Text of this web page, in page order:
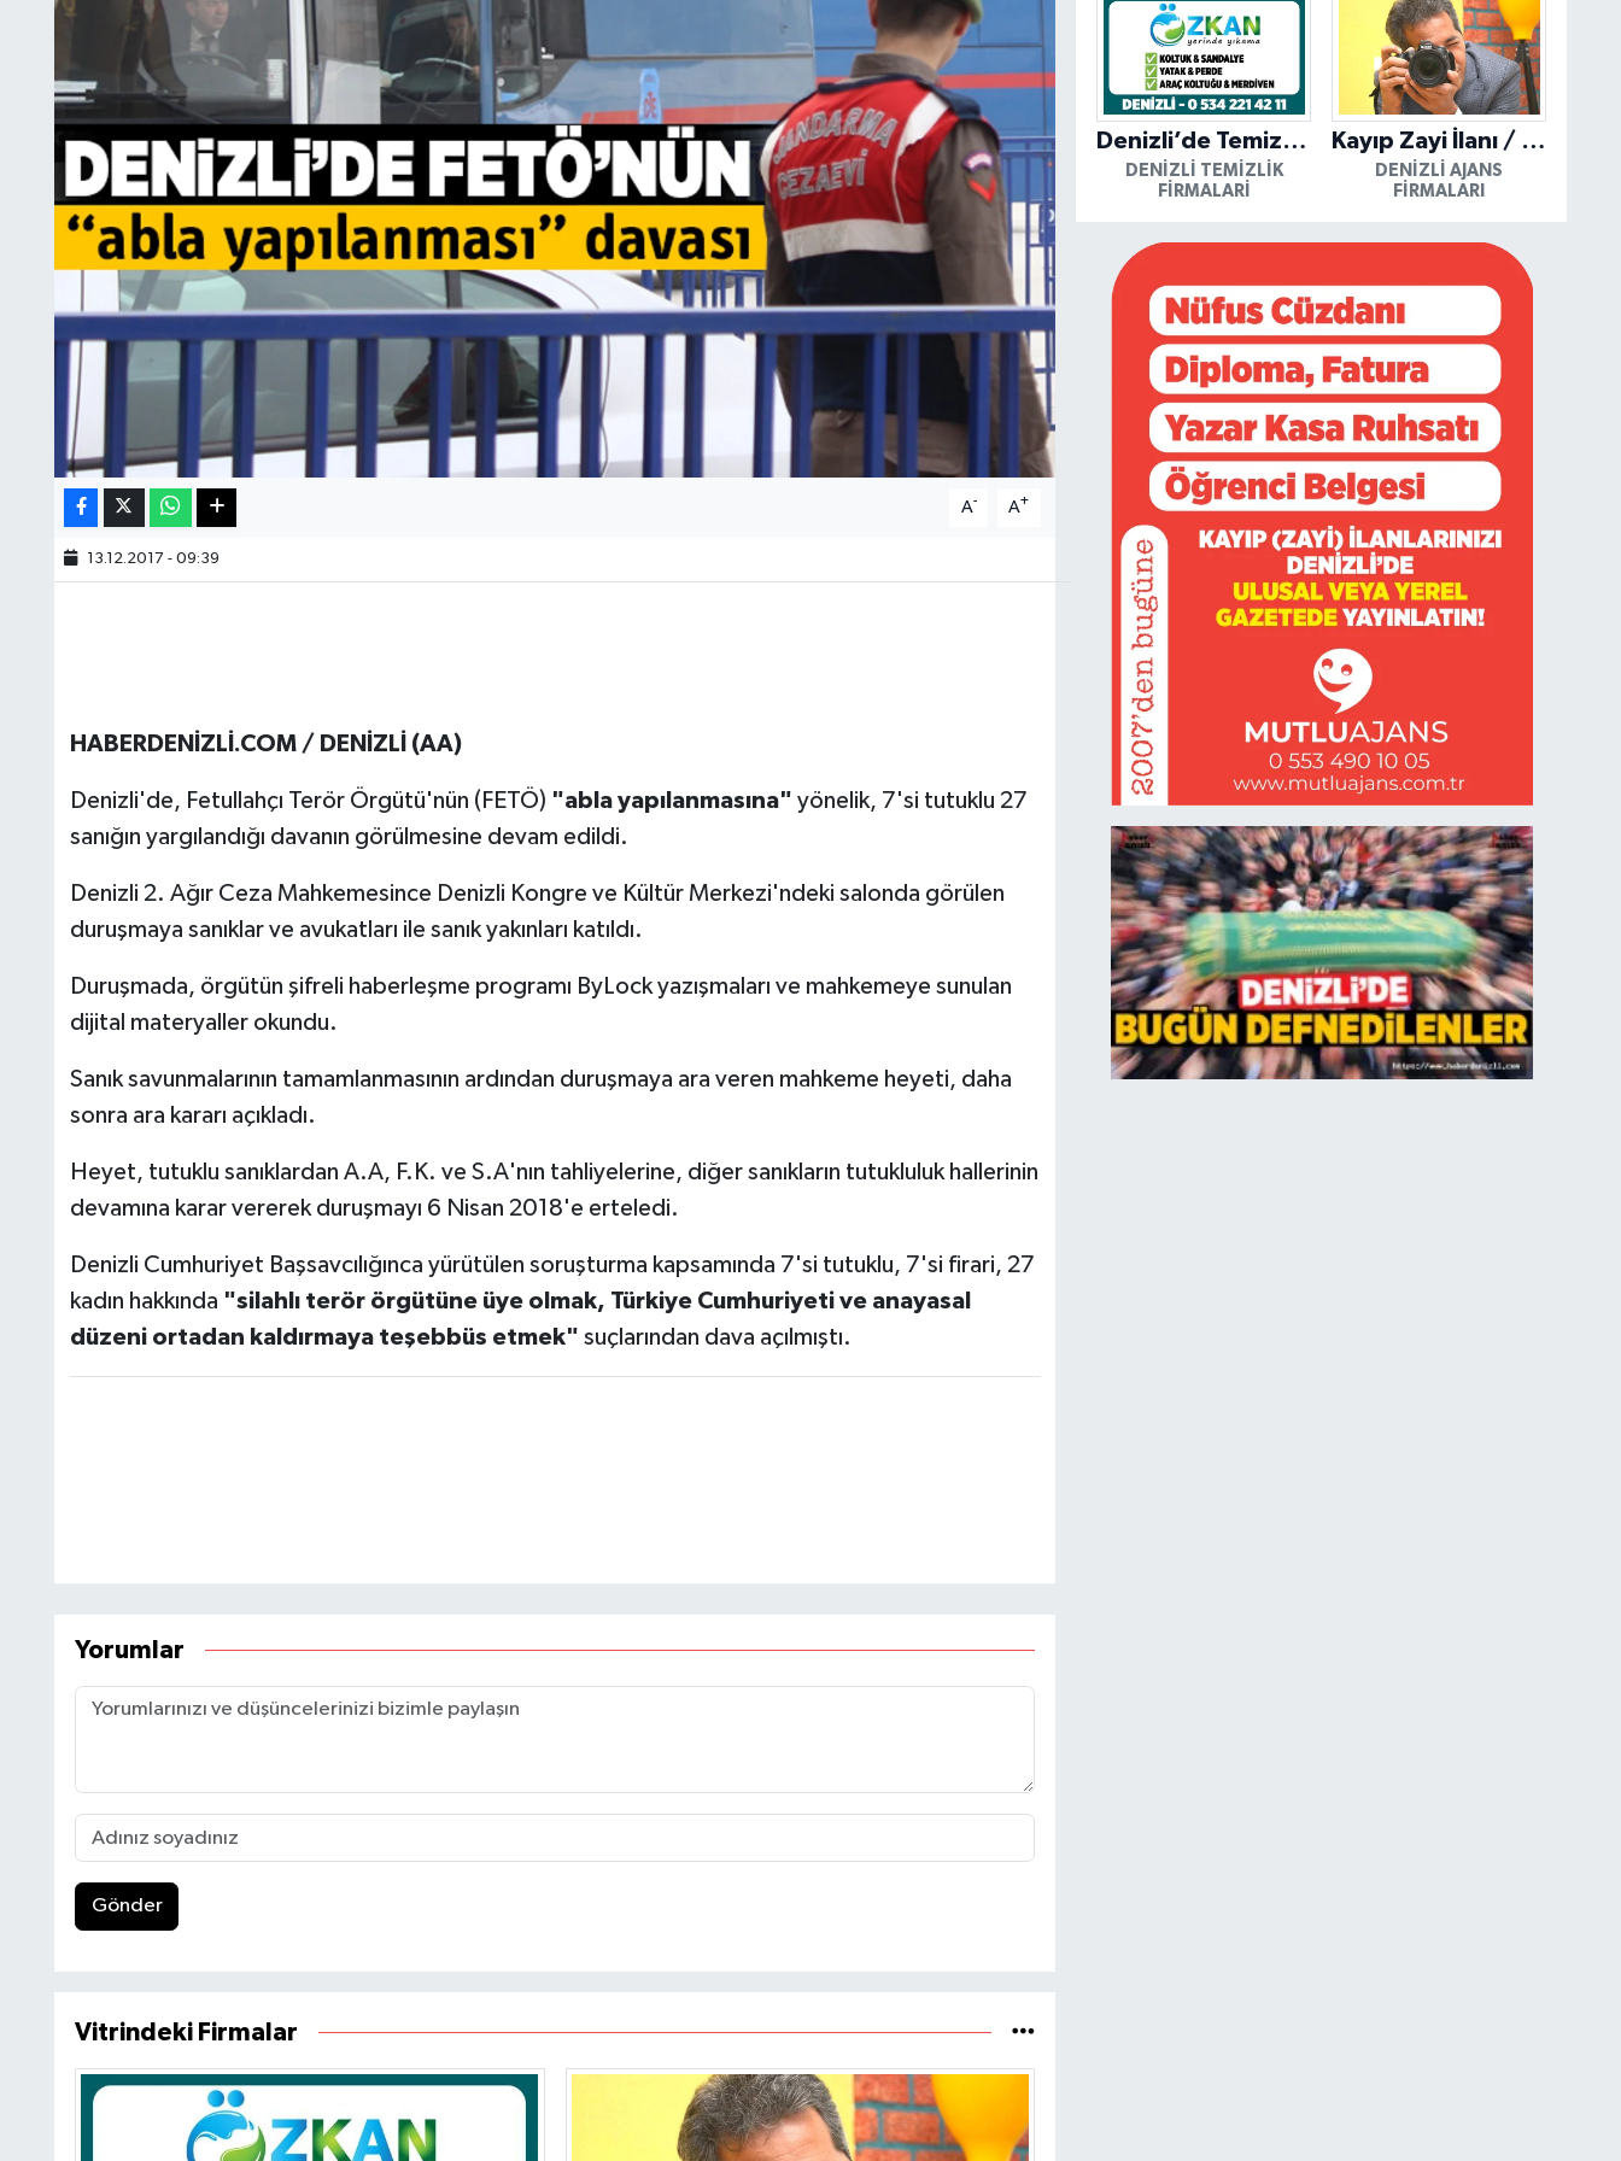
A- A+
13.12.2017 - 09:39
HABERDENİZLİ.COM / DENİZLİ (AA)
Denizli'de, Fetullahçı Terör Örgütü'nün (FETÖ) "abla yapılanmasına" yönelik, 7'si tutuklu 27
sanığın yargılandığı davanın görülmesine devam edildi.
Denizli 2. Ağır Ceza Mahkemesince Denizli Kongre ve Kültür Merkezi'ndeki salonda görülen
duruşmaya sanıklar ve avukatları ile sanık yakınları katıldı.
Duruşmada, örgütün şifreli haberleşme programı ByLock yazışmaları ve mahkemeye sunulan
dijital materyaller okundu.
Sanık savunmalarının tamamlanmasının ardından duruşmaya ara veren mahkeme heyeti, daha
sonra ara kararı açıkladı.
Heyet, tutuklu sanıklardan A.A, F.K. ve S.A'nın tahliyelerine, diğer sanıkların tutukluluk hallerinin
devamına karar vererek duruşmayı 6 Nisan 2018'e erteledi.
Denizli Cumhuriyet Başsavcılığınca yürütülen soruşturma kapsamında 7'si tutuklu, 7'si firari, 27
kadın hakkında "silahlı terör örgütüne üye olmak, Türkiye Cumhuriyeti ve anayasal
düzeni ortadan kaldırmaya teşebbüs etmek" suçlarından dava açılmıştı.
Yorumlar
Gönder
Vitrindeki Firmalar
Denizli’de Temizliğin Güvenilir Adresi: Özkan Yerinde Yıkama
DENIZLI TEMIZLIK
FIRMALARI
Kayıp Zayi İlanı / Mutlu Ajans / Denizli
DENIZLI AJANS
FIRMALARI